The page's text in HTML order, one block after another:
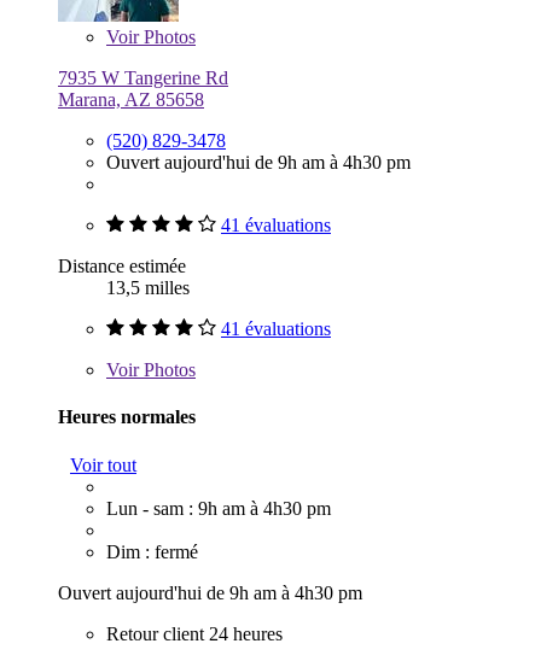
VoirPhotos
7935 W Tangerine Rd
Marana, AZ 85658
(520) 829-3478
Ouvert aujourd'hui de 9h am à 4h30 pm
41 évaluations
Distance estimée
13,5 milles
41 évaluations
VoirPhotos
Heures normales
Voir tout
Lun - sam : 9h am à 4h30 pm
Dim : fermé
Ouvert aujourd'hui de 9h am à 4h30 pm
Retour client 24 heures